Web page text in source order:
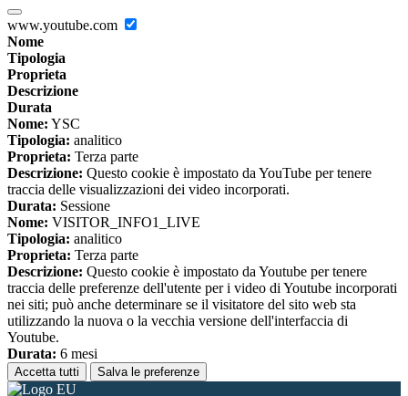
www.youtube.com
Nome
Tipologia
Proprieta
Descrizione
Durata
Nome: YSC
Tipologia: analitico
Proprieta: Terza parte
Descrizione: Questo cookie è impostato da YouTube per tenere
traccia delle visualizzazioni dei video incorporati.
Durata: Sessione
Nome: VISITOR_INFO1_LIVE
Tipologia: analitico
Proprieta: Terza parte
Descrizione: Questo cookie è impostato da Youtube per tenere
traccia delle preferenze dell'utente per i video di Youtube incorporati
nei siti; può anche determinare se il visitatore del sito web sta
utilizzando la nuova o la vecchia versione dell'interfaccia di
Youtube.
Durata: 6 mesi
Accetta tutti Salva le preferenze